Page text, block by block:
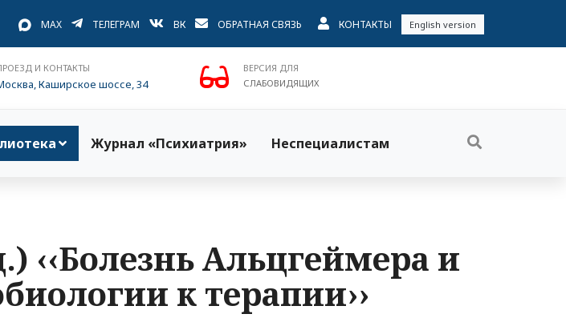
MAX ТЕЛЕГРАМ ВК ОБРАТНАЯ СВЯЗЬ КОНТАКТЫ English version
И КОНТАКТЫ
Каширское шоссе, 34
ВЕРСИЯ ДЛЯ
СЛАБОВИДЯЩИХ
Журнал «Психиатрия» Неспециалистам
‹‹Болезнь Альцгеймера и
к терапии››